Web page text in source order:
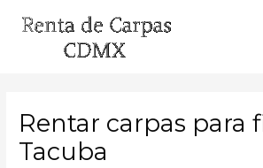
Rentar carpas para
Tacuba